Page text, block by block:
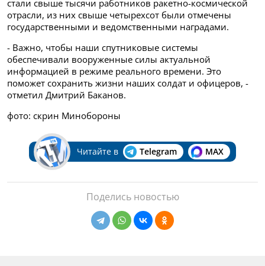
стали свыше тысячи работников ракетно-космической
отрасли, из них свыше четырехсот были отмечены
государственными и ведомственными наградами.
- Важно, чтобы наши спутниковые системы
обеспечивали вооруженные силы актуальной
информацией в режиме реального времени. Это
поможет сохранить жизни наших солдат и офицеров, -
отметил Дмитрий Баканов.
фото: скрин Минобороны
Читайте в Telegram MAX
Поделись новостью